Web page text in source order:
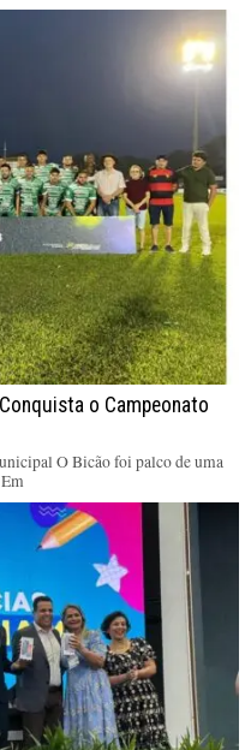
o Campeonato
O Bicão foi palco de uma